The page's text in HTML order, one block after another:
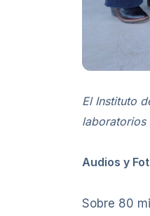
El Instituto
laboratorios
Audios y
Sobre 80